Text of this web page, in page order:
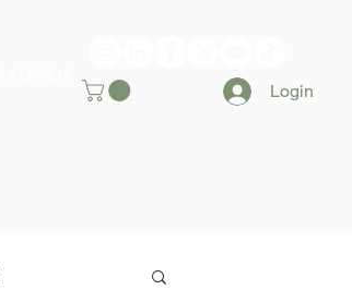
Login